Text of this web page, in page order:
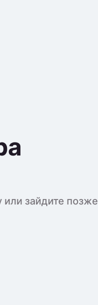
или зайдите позже